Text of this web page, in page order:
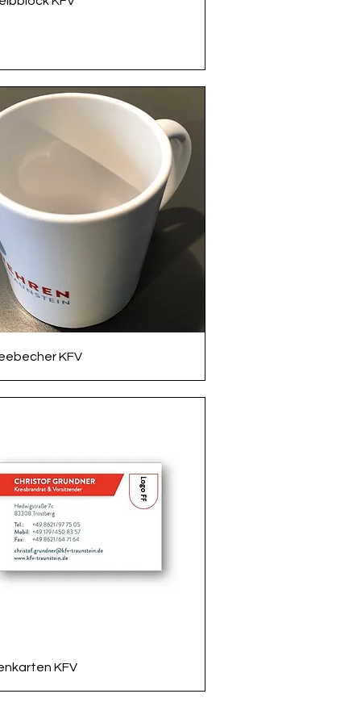
Schnellansicht
KFV
Schnellansicht
KFV